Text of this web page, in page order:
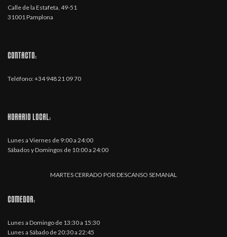
Calle de la Estafeta, 49-51
31001 Pamplona
CONTACTO:
Teléfono: +34 948 21 09 70
HORARIO LOCAL:
Lunes a Viernes de 9:00 a 24:00
Sábados y Domingos de 10:00 a 24:00
MARTES CERRADO POR DESCANSO SEMANAL
COMEDOR:
Lunes a Domingo de 13:30 a 15:30
Lunes a Sábado de 20:30 a 22:45